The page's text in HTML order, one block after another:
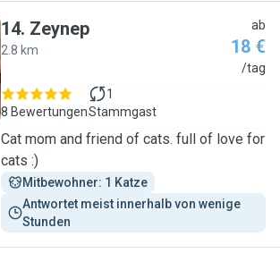
14. Zeynep
2.8 km
ab
18 €
/tag
8 Bewertungen
1
Stammgast
Cat mom and friend of cats. full of love for
cats :)
Mitbewohner: 1 Katze
Antwortet meist innerhalb von wenige
Stunden